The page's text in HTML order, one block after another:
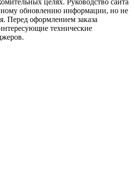
целях. Руководство сайта
обновлению информации, но не
Перед оформлением заказа
технические